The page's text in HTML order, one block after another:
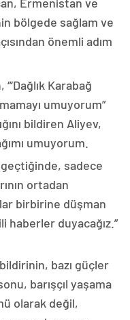
bölgede sağlam ve
önemli adım
“‘Dağlık Karabağ
umuyorum”
bildiren Aliyev,
umuyorum.
geçtiğinde, sadece
ortadan
birbirine düşman
haberler duyacağız.”
bazı güçler
barışçıl yaşama
olarak değil,